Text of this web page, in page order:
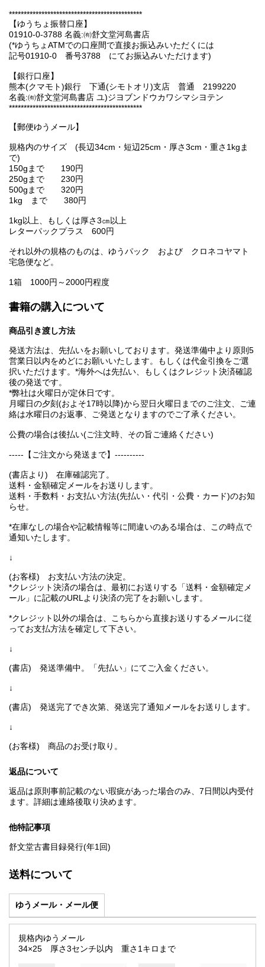
*********************************************
【ゆうちょ振替口座】
01910-0-3788 名義:㈲舒文堂河島書店
(*ゆうちょATMでの口座間で直接お振込みいただくには
記号01910-0 番号3788 にてお振込みいただけます)
【銀行口座】
熊本(クマモト)銀行 下通(シモトオリ)支店 普通 2199220
名義:㈲舒文堂河島書店 ユ)ジヨブンドウカワシマシヨテン
*********************************************
【郵便ゆうメール】
規格内のサイズ (長辺34cm・短辺25cm・厚さ3cm・重さ1kgま
で)
150gまで 190円
250gまで 230円
500gまで 320円
1kg まで 380円
1kg以上、もしくは厚さ3㎝以上
レターパックプラス 600円
それ以外の規格のものは、ゆうパック および クロネコヤマト
宅急便など。
1箱 1000円～2000円程度
書籍の購入について
商品引き渡し方法
発送方法は、先払いをお願いしております。発送準備中より原則5
営業日以内をめどにお願いいたします。もしくは代金引換をご選
択いただけます。*海外へは先払い、もしくはクレジット決済確認
後の発送です。
*弊社は火曜日が定休日です。
月曜日の夕刻(およそ17時以降)から翌日火曜日までのご注文、ご連
絡は水曜日のお返事、ご発送となりますのでご了承ください。
公費の場合は後払い(ご注文時、その旨ご連絡ください)
-----【ご注文から発送まで】----------
(書店より) 在庫確認完了。
送料・金額確定メールをお送りします。
送料・手数料・お支払い方法(先払い・代引・公費・カード)のお知
らせ。
*在庫なしの場合や記載情報等に間違いのある場合は、この時点で
通知いたします。
↓
(お客様) お支払い方法の決定。
*クレジット決済の場合は、最初にお送りする「送料・金額確定メ
ール」に記載のURLより決済の完了をお願いします。
*クレジット以外の場合は、こちらから直接お送りするメールに従
ってお支払方法を確定して下さい。
↓
(書店) 発送準備中。「先払い」にてご入金ください。
↓
(書店) 発送完了でき次第、発送完了通知メールをお送りします。
↓
(お客様) 商品のお受け取り。
返品について
返品は原則事前記載のない瑕疵があった場合のみ、7日間以内受付
ます。詳細は連絡後取り決めます。
他特記事項
舒文堂古書目録発行(年1回)
送料について
ゆうメール・メール便
規格内ゆうメール
34×25 厚さ3センチ以内 重さ1キロまで